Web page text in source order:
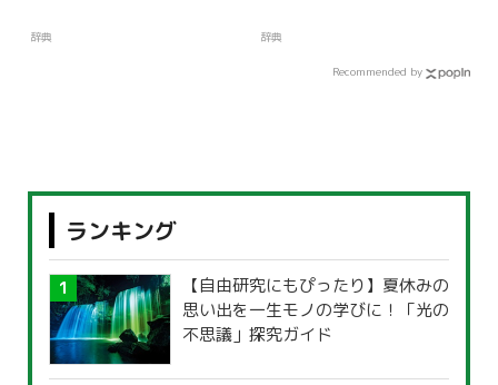
辞典 辞典
Recommended by
ランキング
【自由研究にもぴったり】夏休みの
思い出を一生モノの学びに！「光の
不思議」探究ガイド